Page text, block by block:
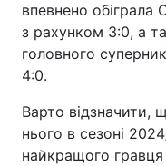
впевнено обіграла
з рахунком 3:0, а
головного
4:0.
Варто відзначити,
нього в сезоні
найкращого